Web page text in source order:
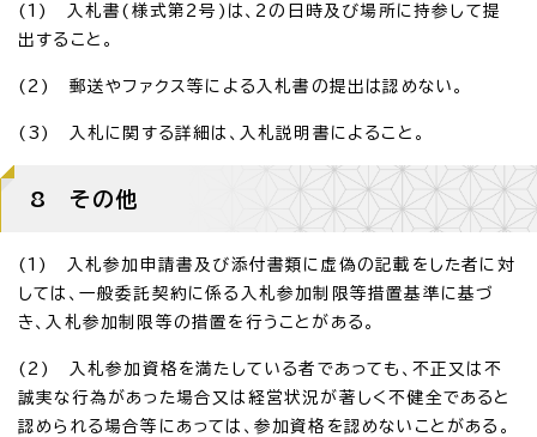
(1) 入札書(様式第2号)は、2の日時及び場所に持参して提
出すること。
(2) 郵送やファクス等による入札書の提出は認めない。
(3) 入札に関する詳細は、入札説明書によること。
8 その他
(1) 入札参加申請書及び添付書類に虚偽の記載をした者に対
しては、一般委託契約に係る入札参加制限等措置基準に基づ
き、入札参加制限等の措置を行うことがある。
(2) 入札参加資格を満たしている者であっても、不正又は不
誠実な行為があった場合又は経営状況が著しく不健全であると
認められる場合等にあっては、参加資格を認めないことがある。